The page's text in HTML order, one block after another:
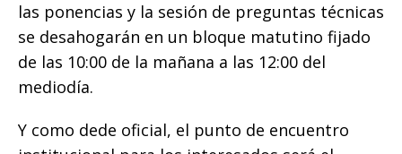
las ponencias y la sesión de preguntas técnicas
se desahogarán en un bloque matutino fijado
de las 10:00 de la mañana a las 12:00 del
mediodía.
Y como dede oficial, el punto de encuentro